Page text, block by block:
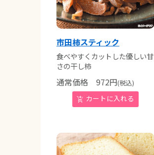
市田柿スティック
食べやすくカットした優しい甘
さの干し柿
通常価格 972円(税込)